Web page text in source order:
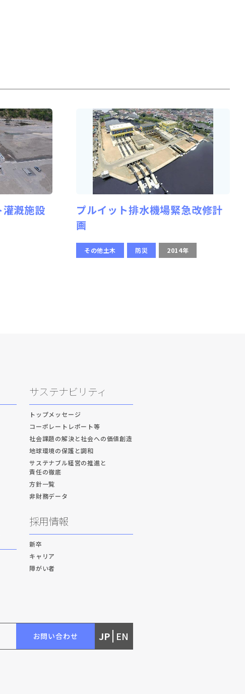
漑施設
プルイット排水機場緊急改修計
画
その他土木 防災 2014年
サステナビリティ
トップメッセージ
コーポレートレポート等
社会課題の解決と社会への価値創造
地球環境の保護と調和
サステナブル経営の推進と
責任の徹底
方針一覧
非財務データ
採用情報
新卒
キャリア
障がい者
お問い合わせ JP EN